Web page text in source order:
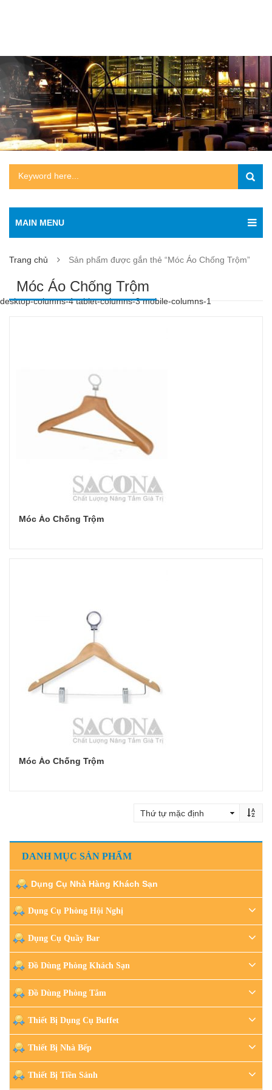
MAIN MENU
Trang chủ Sản phẩm được gắn thẻ “Móc Áo Chống Trộm”
Móc Áo Chống Trộm
desktop-columns-4 tablet-columns-3 mobile-columns-1
Móc Áo Chống Trộm
Móc Áo Chống Trộm
DANH MỤC SẢN PHẨM
Dụng Cụ Nhà Hàng Khách Sạn
Dụng Cụ Phòng Hội Nghị
Dụng Cụ Quầy Bar
Đồ Dùng Phòng Khách Sạn
Đồ Dùng Phòng Tắm
Thiết Bị Dụng Cụ Buffet
Thiết Bị Nhà Bếp
Thiết Bị Tiền Sảnh